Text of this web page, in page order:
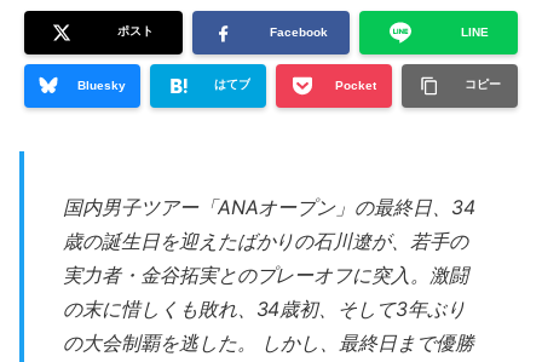
ポスト Facebook LINE
Bluesky はてブ Pocket コピー
国内男子ツアー「ANAオープン」の最終日、34
歳の誕生日を迎えたばかりの石川遼が、若手の
実力者・金谷拓実とのプレーオフに突入。激闘
の末に惜しくも敗れ、34歳初、そして3年ぶり
の大会制覇を逃した。 しかし、最終日まで優勝